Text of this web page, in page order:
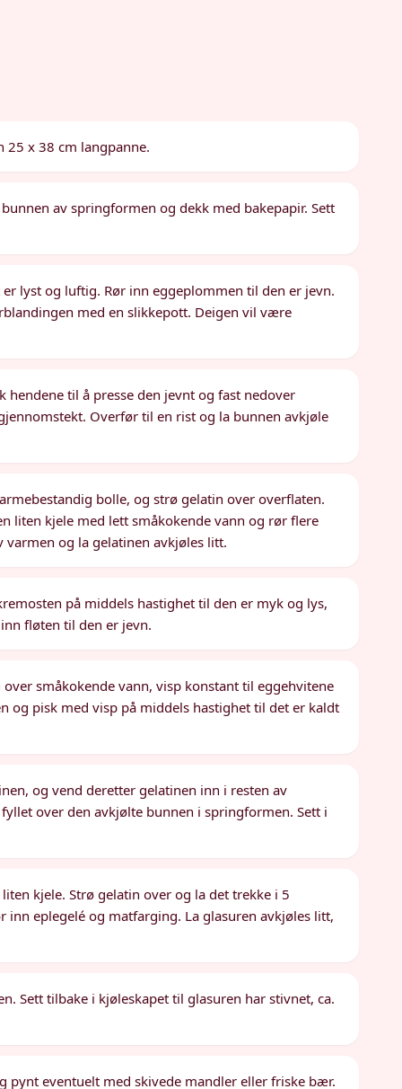
25 x 38 cm langpanne.
av springformen og dekk med bakepapir. Sett
lyst og luftig. Rør inn eggeplommen til den er jevn.
med en slikkepott. Deigen vil være
til å presse den jevnt og fast nedover
Overfør til en rist og la bunnen avkjøle
bolle, og strø gelatin over overflaten.
liten kjele med lett småkokende vann og rør flere
varmen og la gelatinen avkjøles litt.
på middels hastighet til den er myk og lys,
fløten til den er jevn.
småkokende vann, visp konstant til eggehvitene
og pisk med visp på middels hastighet til det er kaldt
og vend deretter gelatinen inn i resten av
over den avkjølte bunnen i springformen. Sett i
kjele. Strø gelatin over og la det trekke i 5
eplegelé og matfarging. La glasuren avkjøles litt,
Sett tilbake i kjøleskapet til glasuren har stivnet, ca.
pynt eventuelt med skivede mandler eller friske bær.